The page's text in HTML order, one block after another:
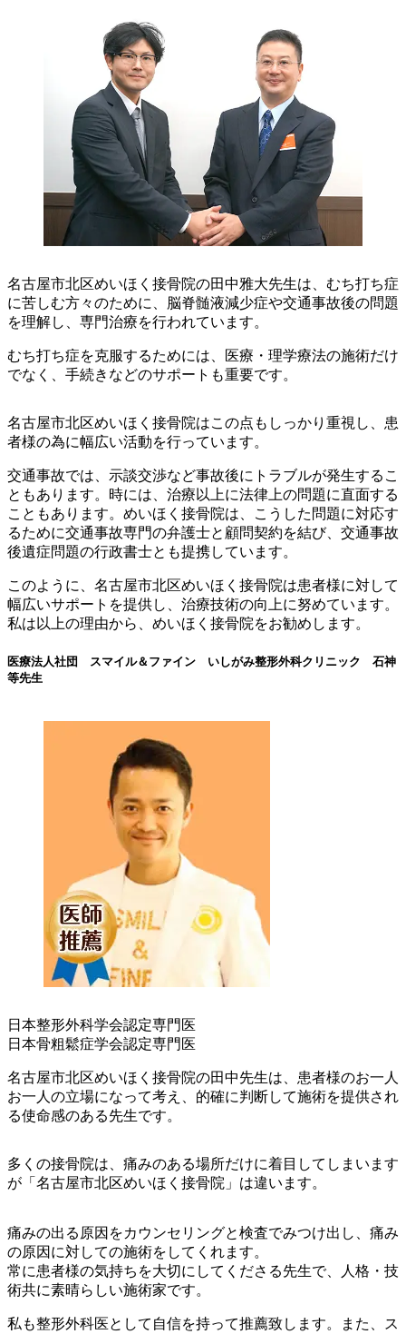
名古屋市北区めいほく接骨院の田中雅大先生は、むち打ち症
に苦しむ方々のために、脳脊髄液減少症や交通事故後の問題
を理解し、専門治療を行われています。
むち打ち症を克服するためには、医療・理学療法の施術だけ
でなく、手続きなどのサポートも重要です。
名古屋市北区めいほく接骨院はこの点もしっかり重視し、患
者様の為に幅広い活動を行っています。
交通事故では、示談交渉など事故後にトラブルが発生するこ
ともあります。時には、治療以上に法律上の問題に直面する
こともあります。めいほく接骨院は、こうした問題に対応す
るために交通事故専門の弁護士と顧問契約を結び、交通事故
後遺症問題の行政書士とも提携しています。
このように、名古屋市北区めいほく接骨院は患者様に対して
幅広いサポートを提供し、治療技術の向上に努めています。
私は以上の理由から、めいほく接骨院をお勧めします。
医療法人社団 スマイル＆ファイン いしがみ整形外科クリニック 石神
等先生
日本整形外科学会認定専門医
日本骨粗鬆症学会認定専門医
名古屋市北区めいほく接骨院の田中先生は、患者様のお一人
お一人の立場になって考え、的確に判断して施術を提供され
る使命感のある先生です。
多くの接骨院は、痛みのある場所だけに着目してしまいます
が「名古屋市北区めいほく接骨院」は違います。
痛みの出る原因をカウンセリングと検査でみつけ出し、痛み
の原因に対しての施術をしてくれます。
常に患者様の気持ちを大切にしてくださる先生で、人格・技
術共に素晴らしい施術家です。
私も整形外科医として自信を持って推薦致します。また、ス